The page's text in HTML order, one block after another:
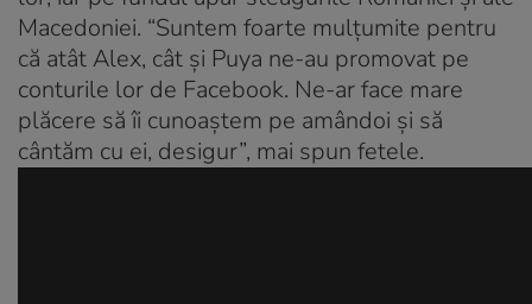
Macedoniei. “Suntem foarte mulţumite pentru
că atât Alex, cât şi Puya ne-au promovat pe
conturile lor de Facebook. Ne-ar face mare
plăcere să îi cunoaştem pe amândoi şi să
cântăm cu ei, desigur”, mai spun fetele.